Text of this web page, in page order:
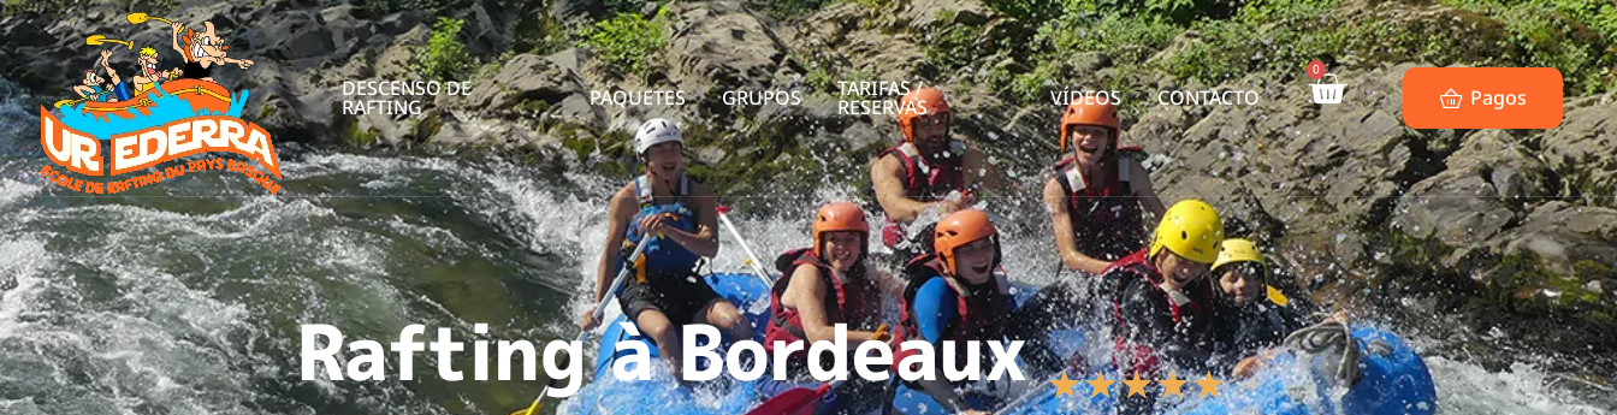
DESCENSO DE
RAFTING PAQUETES GRUPOS TARIFAS /
RESERVAS VÍDEOS CONTACTO
0
Pagos
Rafting à Bordeaux ★★★★★